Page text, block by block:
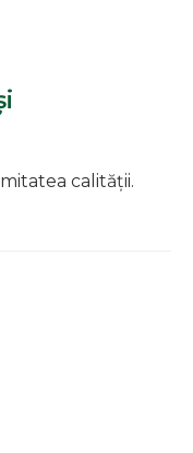
calității.